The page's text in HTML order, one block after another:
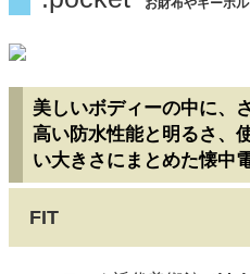
お財布やキーホ
美しいボディーの中に、
高い防水性能と明るさ、
い大きさにまとめた懐中
FIT